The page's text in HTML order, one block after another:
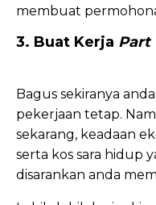
membuat
3. Buat Kerja Part
Bagus sekiranya
pekerjaan tetap.
sekarang, keadaan
serta kos sara hidup
disarankan anda